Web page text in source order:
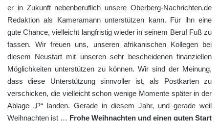
er in Zukunft nebenberuflich unsere Oberberg-Nachrichten.de
Redaktion als Kameramann unterstützen kann. Für ihn eine
gute Chance, vielleicht langfristig wieder in seinem Beruf Fuß zu
fassen. Wir freuen uns, unseren afrikanischen Kollegen bei
diesem Neustart mit unseren sehr bescheidenen finanziellen
Möglichkeiten unterstützen zu können. Wir sind der Meinung,
dass diese Unterstützung sinnvoller ist, als Postkarten zu
verschicken, die vielleicht schon wenige Momente später in der
Ablage „P“ landen. Gerade in diesem Jahr, und gerade weil
Weihnachten ist … Frohe Weihnachten und einen guten Start